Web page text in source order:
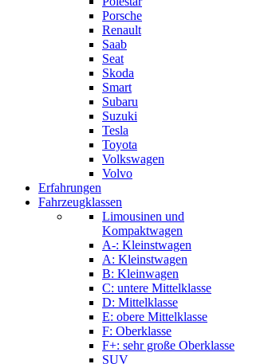
Porsche
Renault
Saab
Seat
Skoda
Smart
Subaru
Suzuki
Tesla
Toyota
Volkswagen
Volvo
Erfahrungen
Fahrzeugklassen
Limousinen und
Kompaktwagen
A-: Kleinstwagen
A: Kleinstwagen
B: Kleinwagen
C: untere Mittelklasse
D: Mittelklasse
E: obere Mittelklasse
F: Oberklasse
F+: sehr große Oberklasse
SUV